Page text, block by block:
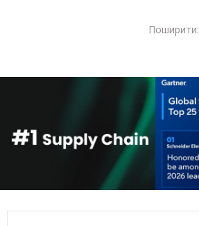
Поширити: